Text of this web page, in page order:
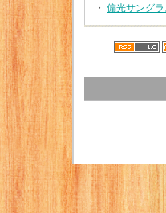
・ 偏光サング